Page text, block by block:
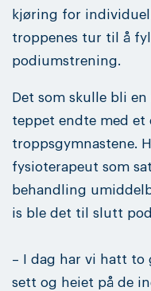
kjøring for
troppenes tur til å
podiumstrening.
Det som skulle bli
teppet endte med et
troppsgymnastene.
fysioterapeut som
behandling
is ble det til slutt
– I dag har vi hatt to
sett og heiet på de